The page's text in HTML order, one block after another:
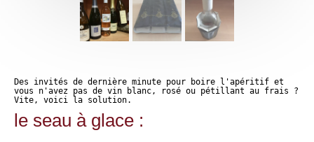
Des invités de dernière minute pour boire l'apéritif et
vous n'avez pas de vin blanc, rosé ou pétillant au frais ?
Vite, voici la solution.
le seau à glace :